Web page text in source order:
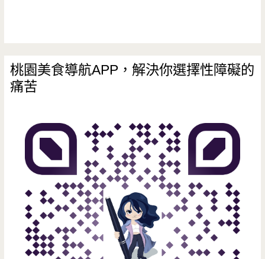
桃園美食導航APP，解決你選擇性障礙的
痛苦